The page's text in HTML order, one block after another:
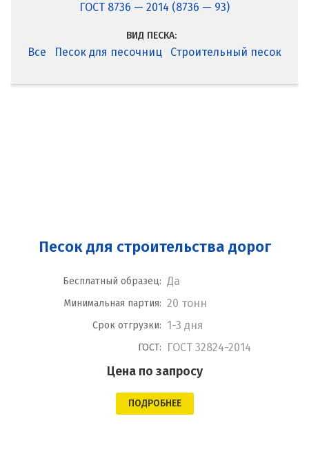
ГОСТ 8736 — 2014 (8736 — 93)
ВИД ПЕСКА:
Все Песок для песочниц Строительный песок
Песок для строительства дорог
Бесплатный образец: Да
Минимальная партия: 20 тонн
Срок отгрузки: 1-3 дня
ГОСТ: ГОСТ 32824-2014
Цена по запросу
ПОДРОБНЕЕ